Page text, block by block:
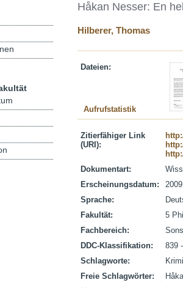
Håkan Nesser: En
Hilberer, Thomas
Dateien:
Aufrufstatistik
Zitierfähiger Link
(URI):
Dokumentart:
Erscheinungsdatum:
2009
Sprache:
Fakultät:
5
Fachbereich:
DDC-Klassifikation:
839
Schlagworte:
Freie Schlagwörter: